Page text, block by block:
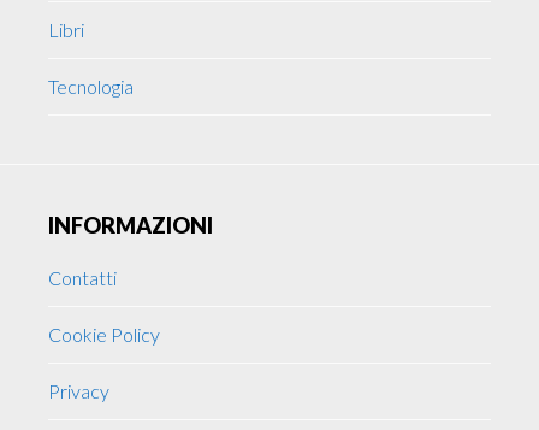
Libri
Tecnologia
INFORMAZIONI
Contatti
Cookie Policy
Privacy